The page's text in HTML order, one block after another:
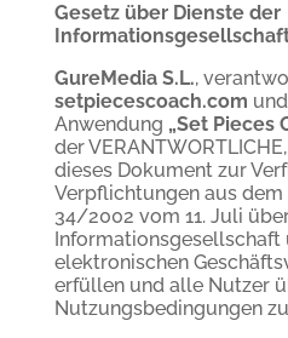
Gesetz über Dienste der
Informationsgesellschaft
GureMedia S.L.,
setpiecescoach.com
Anwendung „Set Pieces
der
dieses Dokument zur
Verpflichtungen aus dem
34/2002 vom 11. Juli
Informationsgesellschaft
elektronischen
erfüllen und alle Nutzer
Nutzungsbedingungen